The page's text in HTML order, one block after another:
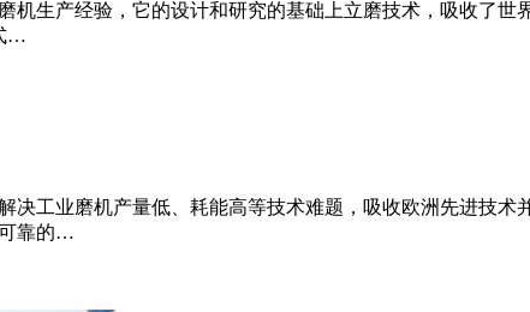
机生产经验，它的设计和研究的基础上立磨技术，吸收了
…
决工业磨机产量低、耗能高等技术难题，吸收欧洲先进技
靠的…